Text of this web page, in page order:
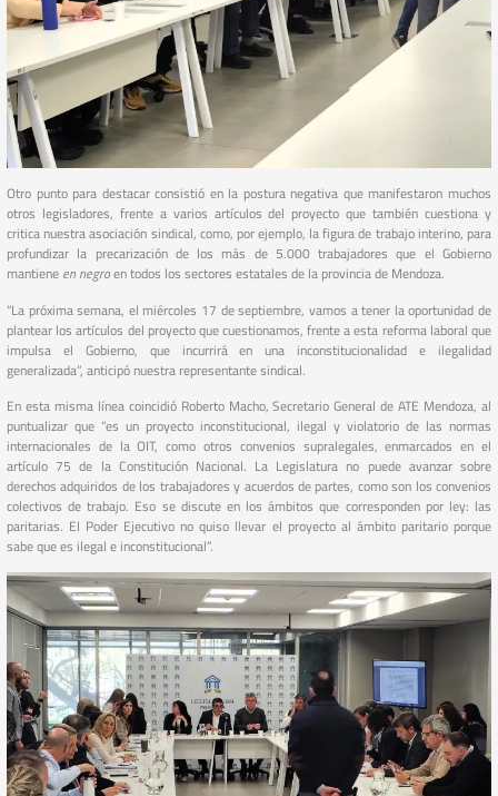
Otro punto para destacar consistió en la postura negativa que manifestaron muchos
otros legisladores, frente a varios artículos del proyecto que también cuestiona y
critica nuestra asociación sindical, como, por ejemplo, la figura de trabajo interino, para
profundizar la precarización de los más de 5.000 trabajadores que el Gobierno
mantiene en negroen todos los sectores estatales de la provincia de Mendoza.
“La próxima semana, el miércoles 17 de septiembre, vamos a tener la oportunidad de
plantear los artículos del proyecto que cuestionamos, frente a esta reforma laboral que
impulsa el Gobierno, que incurrirá en una inconstitucionalidad e ilegalidad
generalizada”, anticipó nuestra representante sindical.
En esta misma línea coincidió Roberto Macho, Secretario General de ATE Mendoza, al
puntualizar que “es un proyecto inconstitucional, ilegal y violatorio de las normas
internacionales de la OIT, como otros convenios supralegales, enmarcados en el
artículo 75 de la Constitución Nacional. La Legislatura no puede avanzar sobre
derechos adquiridos de los trabajadores y acuerdos de partes, como son los convenios
colectivos de trabajo. Eso se discute en los ámbitos que corresponden por ley: las
paritarias. El Poder Ejecutivo no quiso llevar el proyecto al ámbito paritario porque
sabe que es ilegal e inconstitucional”.